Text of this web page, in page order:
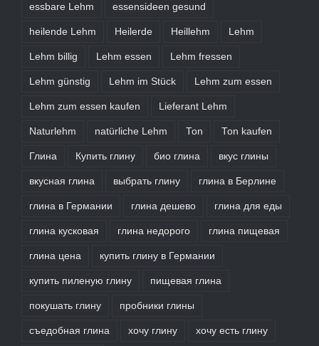
essbare Lehm essensideen gesund
heilende Lehm Heilerde Heillehm Lehm
Lehm billig Lehm essen Lehm fressen
Lehm günstig Lehm im Stück Lehm zum essen
Lehm zum essen kaufen Lieferant Lehm
Naturlehm natürliche Lehm Ton Ton kaufen
Глина Купить глину био глина вкус глины
вкусная глина выбрать глину глина в Берлине
глина в Германии глина дешево глина для еды
глина кусковая глина недорого глина пищевая
глина цена купить глину в Германии
купить пиленую глину пищевая глина
покушать глину пробники глины
съедобная глина хочу глину хочу есть глину